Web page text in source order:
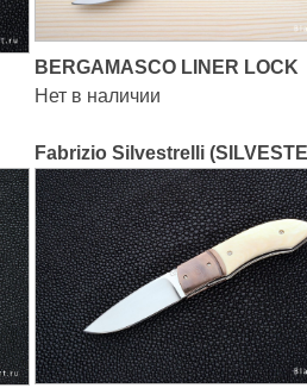
BERGAMASCO LINER LOCK
Нет в наличии
Fabrizio Silvestrelli